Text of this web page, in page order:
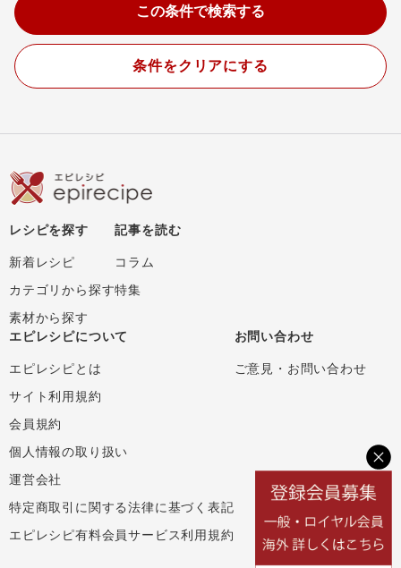
条件をクリアにする
レシピを探す
新着レシピ
カテゴリから探す
素材から探す
記事を読む
コラム
特集
エピレシピについて
エピレシピとは
サイト利用規約
会員規約
個人情報の取り扱い
運営会社
特定商取引に関する法律に基づく表記
エピレシピ有料会員サービス利用規約
お問い合わせ
ご意見・お問い合わせ